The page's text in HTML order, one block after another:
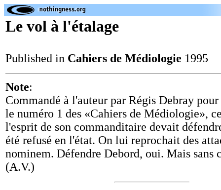
Le vol à l'étalage
Published in Cahiers de Médiologie 1995
Note:
Commandé à l'auteur par Régis Debray
le numéro 1 des «Cahiers de Médiologie»,
l'esprit de son commanditaire devait
été refusé en l'état. On lui reprochait des
nominem. Défendre Debord, oui. Mais sans
(A.V.)